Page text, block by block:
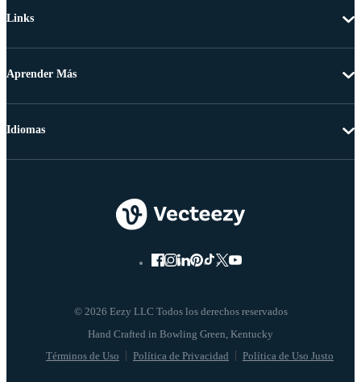
Links
Aprender Más
© 2026 Eezy LLC Todos los derechos reservados
Términos de Uso Política de Privacidad Política de Uso Justo
Idiomas